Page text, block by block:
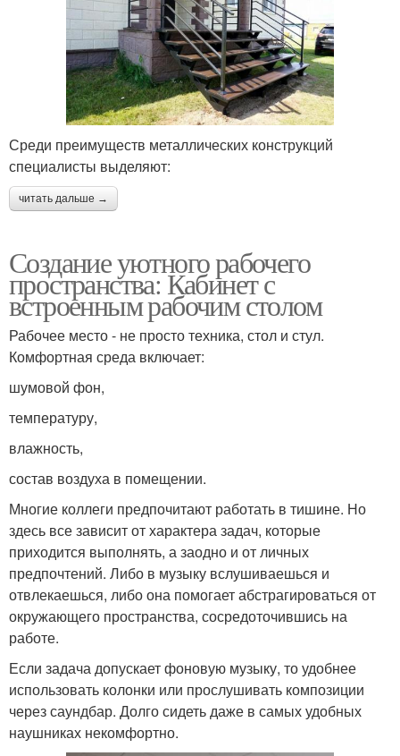
Среди преимуществ металлических конструкций
специалисты выделяют:
читать дальше →
Создание уютного рабочего
пространства: Кабинет с
встроенным рабочим столом
Рабочее место - не просто техника, стол и стул.
Комфортная среда включает:
шумовой фон,
температуру,
влажность,
состав воздуха в помещении.
Многие коллеги предпочитают работать в тишине. Но
здесь все зависит от характера задач, которые
приходится выполнять, а заодно и от личных
предпочтений. Либо в музыку вслушиваешься и
отвлекаешься, либо она помогает абстрагироваться от
окружающего пространства, сосредоточившись на
работе.
Если задача допускает фоновую музыку, то удобнее
использовать колонки или прослушивать композиции
через саундбар. Долго сидеть даже в самых удобных
наушниках некомфортно.